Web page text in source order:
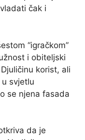
čak i
“igračkom”
i obiteljski
korist, ali
svjetlu
se njena fasada
da je